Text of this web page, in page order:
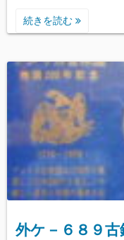
続きを読む
外ケ－６８９